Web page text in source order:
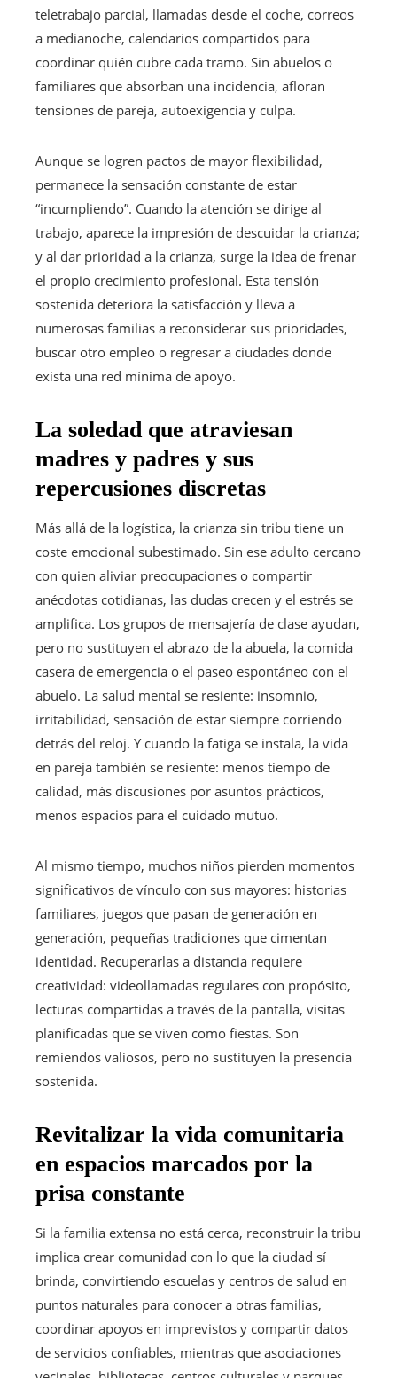
teletrabajo parcial, llamadas desde el coche, correos
a medianoche, calendarios compartidos para
coordinar quién cubre cada tramo. Sin abuelos o
familiares que absorban una incidencia, afloran
tensiones de pareja, autoexigencia y culpa.
Aunque se logren pactos de mayor flexibilidad,
permanece la sensación constante de estar
“incumpliendo”. Cuando la atención se dirige al
trabajo, aparece la impresión de descuidar la crianza;
y al dar prioridad a la crianza, surge la idea de frenar
el propio crecimiento profesional. Esta tensión
sostenida deteriora la satisfacción y lleva a
numerosas familias a reconsiderar sus prioridades,
buscar otro empleo o regresar a ciudades donde
exista una red mínima de apoyo.
La soledad que atraviesan
madres y padres y sus
repercusiones discretas
Más allá de la logística, la crianza sin tribu tiene un
coste emocional subestimado. Sin ese adulto cercano
con quien aliviar preocupaciones o compartir
anécdotas cotidianas, las dudas crecen y el estrés se
amplifica. Los grupos de mensajería de clase ayudan,
pero no sustituyen el abrazo de la abuela, la comida
casera de emergencia o el paseo espontáneo con el
abuelo. La salud mental se resiente: insomnio,
irritabilidad, sensación de estar siempre corriendo
detrás del reloj. Y cuando la fatiga se instala, la vida
en pareja también se resiente: menos tiempo de
calidad, más discusiones por asuntos prácticos,
menos espacios para el cuidado mutuo.
Al mismo tiempo, muchos niños pierden momentos
significativos de vínculo con sus mayores: historias
familiares, juegos que pasan de generación en
generación, pequeñas tradiciones que cimentan
identidad. Recuperarlas a distancia requiere
creatividad: videollamadas regulares con propósito,
lecturas compartidas a través de la pantalla, visitas
planificadas que se viven como fiestas. Son
remiendos valiosos, pero no sustituyen la presencia
sostenida.
Revitalizar la vida comunitaria
en espacios marcados por la
prisa constante
Si la familia extensa no está cerca, reconstruir la tribu
implica crear comunidad con lo que la ciudad sí
brinda, convirtiendo escuelas y centros de salud en
puntos naturales para conocer a otras familias,
coordinar apoyos en imprevistos y compartir datos
de servicios confiables, mientras que asociaciones